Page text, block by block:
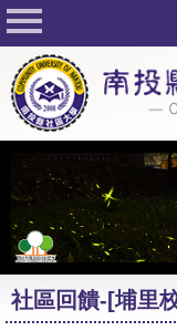
回首頁
關於社大
公佈欄
行事曆
最新活動
活動花絮
課程一覽表
社區回饋-[埔里